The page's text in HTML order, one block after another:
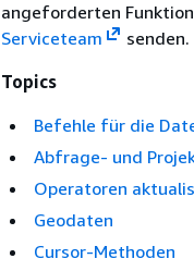
angeforderten
Serviceteam
senden.
Topics
Befehle für die
Abfrage- und
Operatoren
Geodaten
Cursor-Methoden